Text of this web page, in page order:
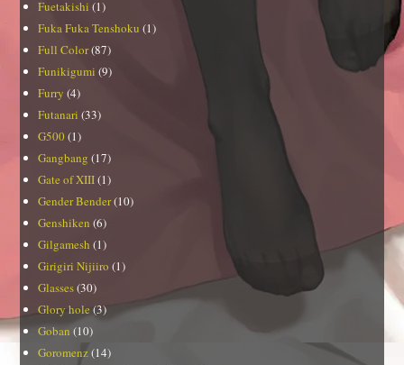
Fuetakishi (1)
Fuka Fuka Tenshoku (1)
Full Color(87)
Funikigumi (9)
Furry (4)
Futanari (33)
G500 (1)
Gangbang (17)
Gate of XIII(1)
Gender Bender(10)
Genshiken (6)
Gilgamesh (1)
Girigiri Nijiiro (1)
Glasses(30)
Glory hole (3)
Goban (10)
Goromenz(14)